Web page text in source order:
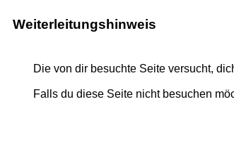
Weiterleitungshinweis
Die von dir besuchte Seite versucht,
Falls du diese Seite nicht besuchen